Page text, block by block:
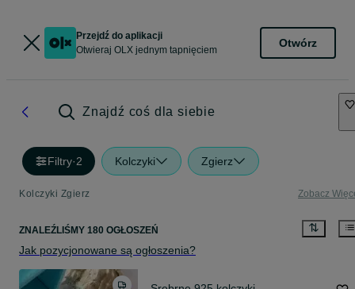
Przejdź do aplikacji
Otwieraj OLX jednym tapnięciem
Otwórz
Znajdź coś dla siebie
Filtry·2 Kolczyki Zgierz
Kolczyki Zgierz Zobacz
ZNALEŹLIŚMY 180 OGŁOSZEŃ
Jak pozycjonowane są ogłoszenia?